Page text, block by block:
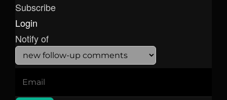
Subscribe
Login
Notify of